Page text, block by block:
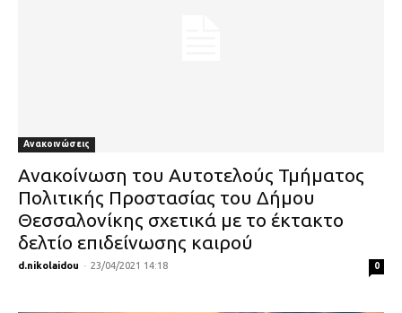
Ανακοινώσεις
Ανακοίνωση του Αυτοτελούς Τμήματος
Πολιτικής Προστασίας του Δήμου
Θεσσαλονίκης σχετικά με το έκτακτο
δελτίο επιδείνωσης καιρού
d.nikolaidou - 23/04/2021 14:18 0